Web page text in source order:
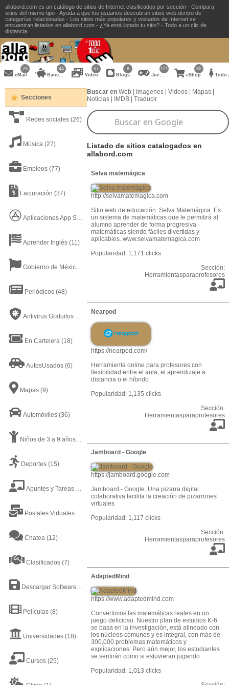
allabord.com es un catálogo de sitios de Internet clasificados por sección - Compara
sitios del mismo tipo - Ayuda a que los usuarios descubran sitios web dentro de
categorías relacionadas - Los sitios más populares y visitados de Internet se
encuentran listados en allabord.com - ¿Ya está listado tu sitio? - Todo a un clic de
distancia
eMail
23
Bancos
44
Video
67
Blogs
8
Juegos
121
eShop
80
Todo para la
Secciones
Redes sociales (26)
Música (27)
Empleos (77)
Facturación (37)
Aplicaciones App Store (22)
Aprender Inglés (11)
Gobierno de México (31)
Periódicos (48)
Antivirus Gratuitos
En Cartelera (18)
AutosUsados (6)
Mapas (9)
Automóviles (36)
Niños de 3 a 9 años(17)
Deportes (15)
Apuntes y Tareas
Postales Virtuales
Chatea (12)
Clasificados (7)
Descargar Software(8)
Películas (8)
Universidades (18)
Cursos (25)
Buscar en Web Imagenes Videos Mapas
Noticias
IMDB Traducir
Listado de sitios catalogados en
allabord.com
Selva matemágica
http://selvamatemagica.com
Sitio web de educación. Selva Matemágica. Es
un sistema de matemáticas que le permitirá al
alumno aprender de forma progresiva
matemáticas siendo fáciles divertidas y
aplicables. www.selvamatemagica.com
Popularidad: 1,171 clicks
Sección:
Herramientasparaprofesores
Nearpod
https://nearpod.com/
Herramienta online para profesores con
flexibilidad entre el aula, el aprendizaje a
distancia o el híbrido
Popularidad: 1,135 clicks
Sección:
Herramientasparaprofesores
Jamboard - Google
https://jamboard.google.com
Jamboard - Google. Una pizarra digital
colaborativa facilita la creación de pizarrones
virtuales
Popularidad: 1,117 clicks
Sección:
Herramientasparaprofesores
AdaptedMind
https://www.adaptedmind.com
Convertimos las matemáticas reales en un
juego delicioso. Nuestro plan de estudios K-6
se basa en la investigación, está alineado con
los núcleos comunes y es integral, con más de
300,000 problemas matemáticos y
explicaciones. Pero aún mejor, los estudiantes
se sentirán como si estuvieran jugando.
Popularidad: 1,013 clicks